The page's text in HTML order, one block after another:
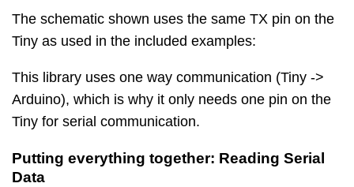
The schematic shown uses the same TX pin on the
Tiny as used in the included examples:
This library uses one way communication (Tiny ->
Arduino), which is why it only needs one pin on the
Tiny for serial communication.
Putting everything together: Reading Serial
Data